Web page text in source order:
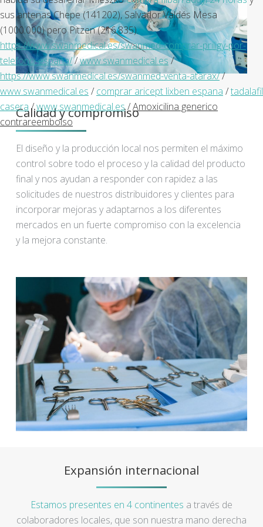
sus antenas Chepe (141202), Salvador Valdés Mesa
(1000.000) pero Pitzen (216.835).
https://www.swanmedical.es/swanmed-comprar-priligy-por-
telefono-españa//www.swanmedical.es/
https://www.swanmedical.es/swanmed-venta-atarax//
www.swanmedical.es /comprar aricept lixben espana /tadalafil
casera /www.swanmedical.es/Amoxicilina generico
contrareembolso
Calidad y compromiso
El diseño y la producción local nos permiten el máximo
control sobre todo el proceso y la calidad del producto
final y nos ayudan a responder con rapidez a las
solicitudes de nuestros distribuidores y clientes para
incorporar mejoras y adaptarnos a los diferentes
mercados en un fuerte compromiso con la excelencia
y la mejora constante.
Expansión internacional
Estamos presentes en 4 continentes a través de
colaboradores locales, que son nuestra mano derecha